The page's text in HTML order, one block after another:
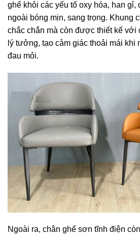
ghế khỏi các yếu tố oxy hóa, han
ngoài bóng mịn, sang trọng. Khung
chắc chắn mà còn được thiết kế với
lý tưởng, tạo cảm giác thoải mái khi
đau mỏi.
Ngoài ra, chân ghế sơn tĩnh điện